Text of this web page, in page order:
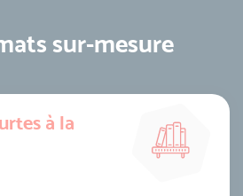
sur-mesure
à la